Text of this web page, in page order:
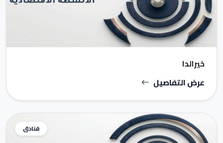
خيرالدا
عرض التفاصيل
فنادق